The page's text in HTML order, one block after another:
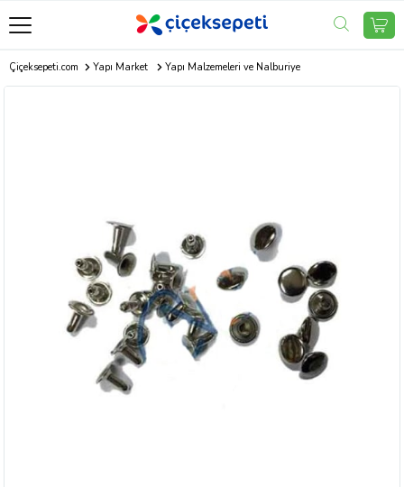
Çiçeksepeti.com Yapı Market Yapı Malzemeleri ve Nalburiye